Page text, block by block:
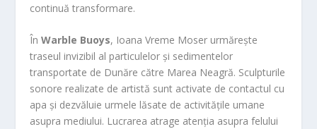
continuă transformare.
ÎnWarble Buoys, Ioana Vreme Moser urmărește
traseul invizibil al particulelor și sedimentelor
transportate de Dunăre către Marea Neagră. Sculpturile
sonore realizate de artistă sunt activate de contactul cu
apa și dezvăluie urmele lăsate de activitățile umane
asupra mediului. Lucrarea atrage atenția asupra felului